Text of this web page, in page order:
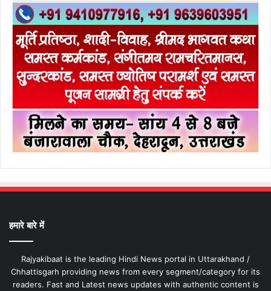
हमारे बारे में
Rajyakibaat is the leading Hindi News portal in Uttarakhand /
Chhattisgarh providing news from every segment/category for its
readers. Fast and Latest news updates with authentic content is